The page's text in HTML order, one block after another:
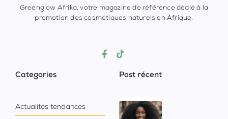
Greenglow Afrika, votre magazine de référence dédié à la
promotion des cosmétiques naturels en Afrique.
Categories
Actualités tendances
Post récent